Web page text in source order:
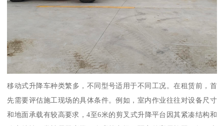
移动式升降车种类繁多，不同型号适用于不同工况。在租赁前，首
先需要评估施工现场的具体条件。例如，室内作业往往对设备尺寸
和地面承载有较高要求，4至6米的剪叉式升降平台因其紧凑结构和